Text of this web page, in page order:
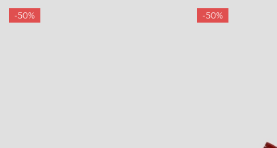
-50% -50%